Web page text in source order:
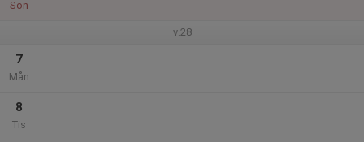
Sön
v.28
7
Mån
8
Tis